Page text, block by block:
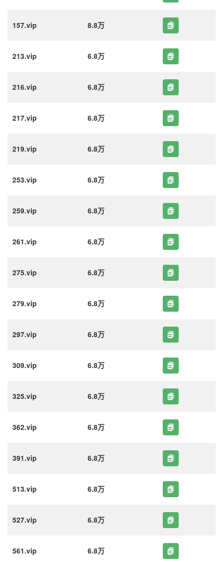
157.vip 8.8万
213.vip 6.8万
216.vip 6.8万
217.vip 6.8万
219.vip 6.8万
253.vip 6.8万
259.vip 6.8万
261.vip 6.8万
275.vip 6.8万
279.vip 6.8万
297.vip 6.8万
309.vip 6.8万
325.vip 6.8万
362.vip 6.8万
391.vip 6.8万
513.vip 6.8万
527.vip 6.8万
561.vip 6.8万